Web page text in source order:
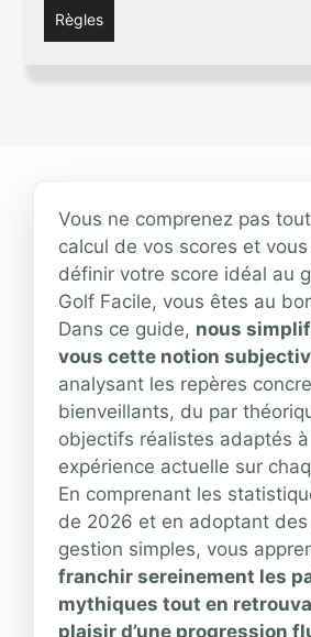
Règles
Vous ne comprenez pas
calcul de vos scores et
définir votre score idéal au
Golf Facile, vous êtes au
Dans ce guide, nous
vous cette notion
analysant les repères
bienveillants, du par
objectifs réalistes adaptés
expérience actuelle sur
En comprenant les
de 2026 et en adoptant
gestion simples, vous
franchir sereinement les
mythiques tout en
plaisir d’une progression